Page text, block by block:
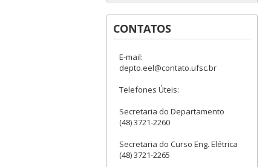
CONTATOS
E-mail:
depto.eel@contato.ufsc.br
Telefones Úteis:
Secretaria do Departamento
(48) 3721-2260
Secretaria do Curso Eng. Elétrica
(48) 3721-2265